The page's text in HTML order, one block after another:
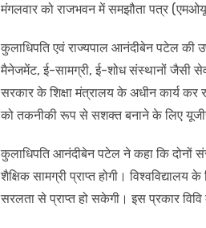
मंगलवार को राजभवन में समझौता पत्र
कुलाधिपति एवं राज्यपाल आनंदीबेन पटेल की
मैनेजमेंट, ई-सामग्री, ई-शोध संस्थानों जैसी
सरकार के शिक्षा मंत्रालय के अधीन कार्य
को तकनीकी रूप से सशक्त बनाने के लिए
कुलाधिपति आनंदीबेन पटेल ने कहा कि दोनों
शैक्षिक सामग्री प्राप्त होगी। विश्वविद्यालय
सरलता से प्राप्त हो सकेगी। इस प्रकार